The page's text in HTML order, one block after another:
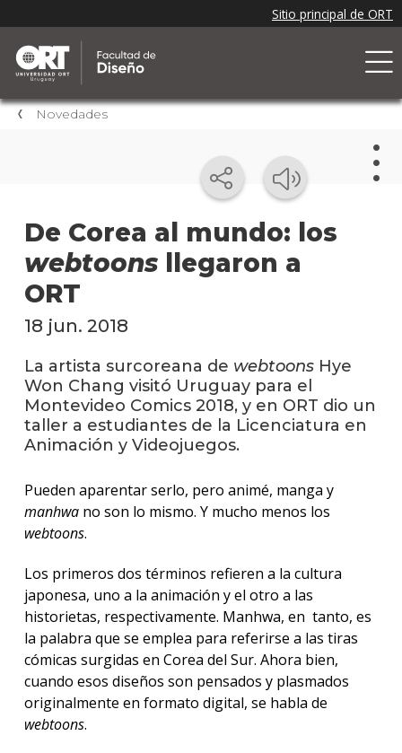
Novedades
De Corea al mundo: los
webtoonsllegaron a
ORT
de
18 jun. 2018
La artista surcoreana de webtoonsHye
Won Chang visitó Uruguay para el
Montevideo Comics 2018, y en ORT dio un
taller a estudiantes de la Licenciatura en
Animación y Videojuegos.
Pueden aparentar serlo, pero animé, manga y
manhwano son lo mismo. Y mucho menos los
webtoons.
Los primeros dos términos refieren a la cultura
japonesa, uno a la animación y el otro a las
historietas, respectivamente. Manhwa, en tanto, es
la palabra que se emplea para referirse a las tiras
cómicas surgidas en Corea del Sur. Ahora bien,
cuando esos diseños son pensados y plasmados
originalmente en formato digital, se habla de
webtoons.